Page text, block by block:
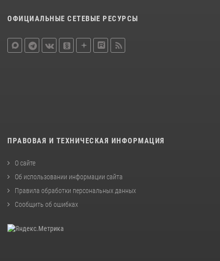
ОФИЦИАЛЬНЫЕ СЕТЕВЫЕ РЕСУРСЫ
ПРАВОВАЯ И ТЕХНИЧЕСКАЯ ИНФОРМАЦИЯ
О сайте
Об использовании информации сайта
Правила обработки персональных данных
Сообщить об ошибках